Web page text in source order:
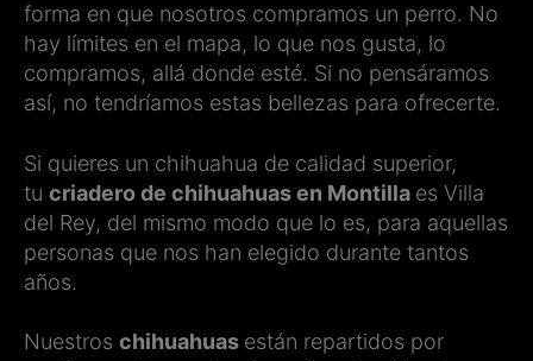
forma en que nosotros compramos un perro. No
hay límites en el mapa, lo que nos gusta, lo
compramos, allá donde esté. Si no pensáramos
así, no tendríamos estas bellezas para ofrecerte.
Si quieres un chihuahua de calidad superior,
tu criadero de chihuahuas en Montilla es Villa
del Rey, del mismo modo que lo es, para aquellas
personas que nos han elegido durante tantos
años.
Nuestros chihuahuas están repartidos por